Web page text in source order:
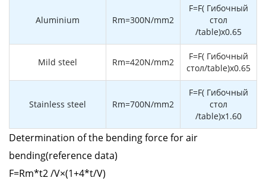
Aluminium Rm=300N/mm2
F=F( Гибочный
стол
/table)x0.65
Mild steel Rm=420N/mm2
F=F( Гибочный
стол/table)x0.65
Stainless steel Rm=700N/mm2
F=F( Гибочный
стол
/table)x1.60
Determination of the bending force for air
bending(reference data)
F=Rm*t2 /V×(1+4*t/V)